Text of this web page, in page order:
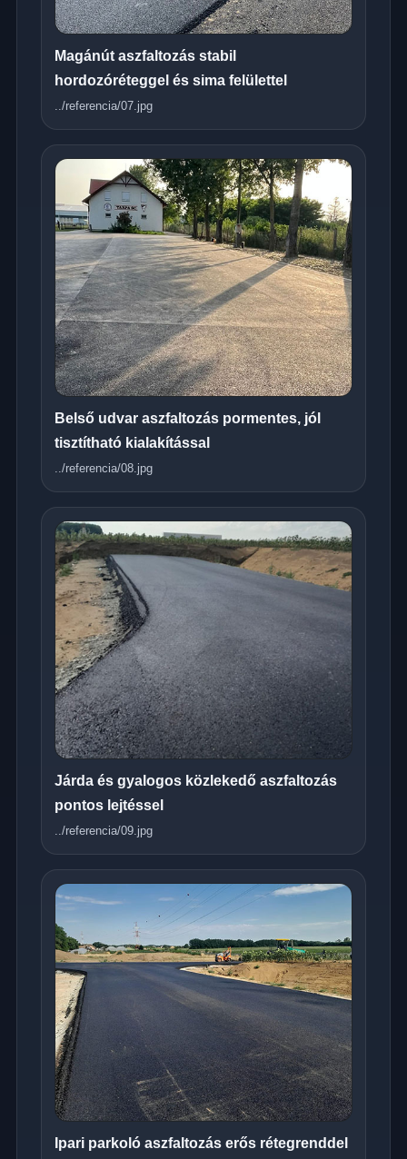
Magánút aszfaltozás stabil
hordozóréteggel és sima felülettel
../referencia/07.jpg
Belső udvar aszfaltozás pormentes, jól
tisztítható kialakítással
../referencia/08.jpg
Járda és gyalogos közlekedő aszfaltozás
pontos lejtéssel
../referencia/09.jpg
Ipari parkoló aszfaltozás erős rétegrenddel